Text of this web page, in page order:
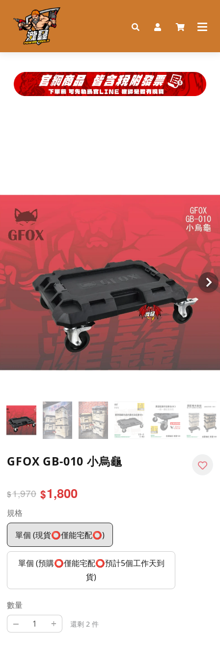
GFOX GB-010 小烏龜
$1,970 $1,800
規格
單個 (現貨⭕僅能宅配⭕)
單個 (預購⭕️僅能宅配⭕️預計5個工作天到
貨)
數量
– + 還剩 2 件